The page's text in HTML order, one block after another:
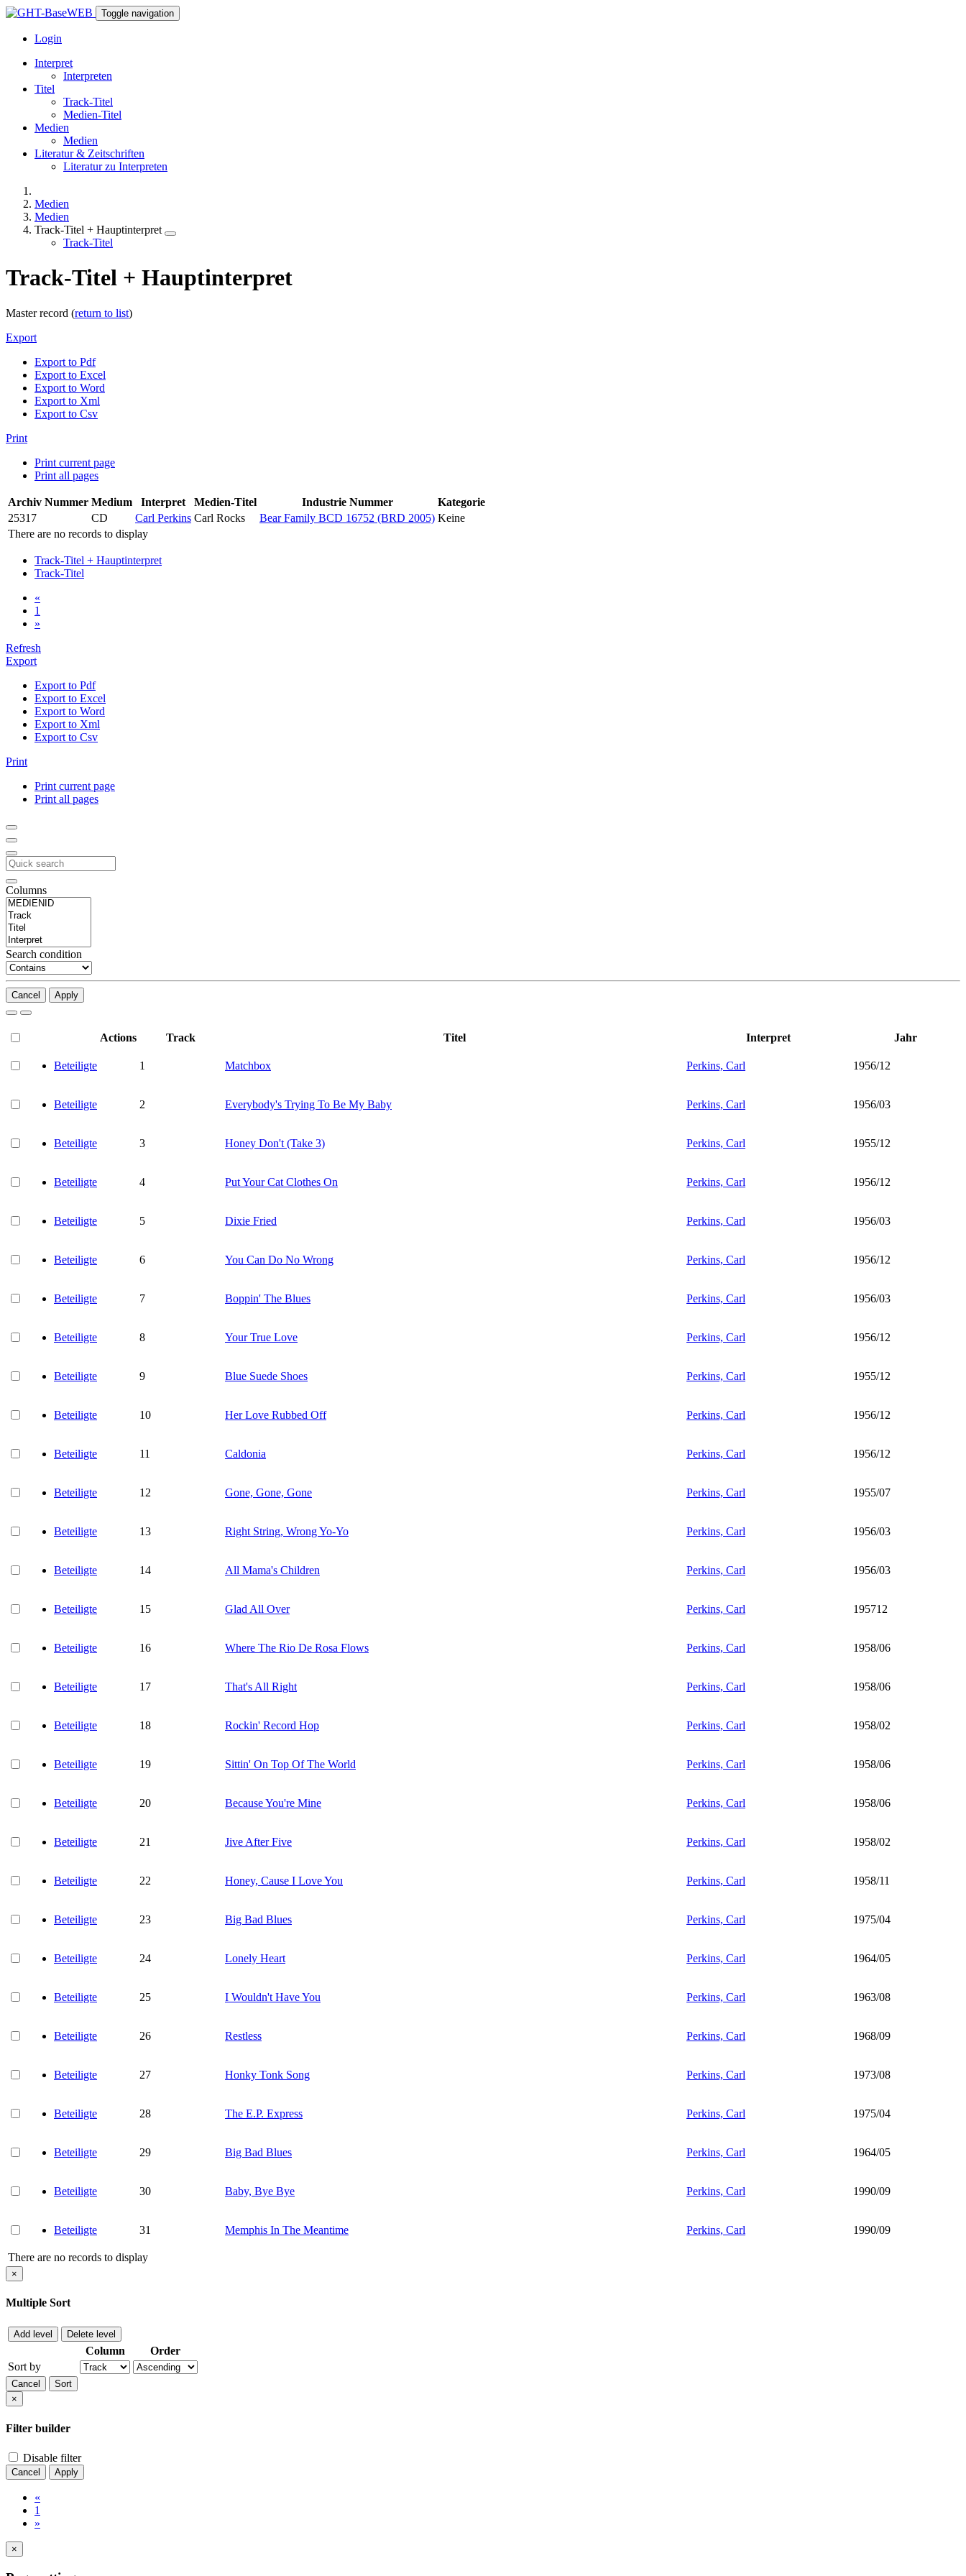
Toggle navigation
Login
Interpret
Interpreten
Titel
Track-Titel
Medien-Titel
Medien
Medien
Literatur & Zeitschriften
Literatur zu Interpreten
Medien
Medien
Track-Titel + Hauptinterpret
Track-Titel
Track-Titel + Hauptinterpret
Master record (return to list)
Export
Export to Pdf
Export to Excel
Export to Word
Export to Xml
Export to Csv
Print
Print current page
Print all pages
Archiv Nummer Medium Interpret Medien-Titel Industrie Nummer
Kategorie
25317
CD Carl Perkins Carl Rocks Bear Family BCD 16752 (BRD 2005) Keine
There are no records to display
Track-Titel + Hauptinterpret
Track-Titel
«
1
»
Refresh
Export
Export to Pdf
Export to Excel
Export to Word
Export to Xml
Export to Csv
Print
Print current page
Print all pages
Columns
Search condition
Cancel Apply
Actions Track Titel Interpret Jahr
Beteiligte 1 Matchbox Perkins, Carl 1956/12
Beteiligte 2 Everybody's Trying To Be My Baby Perkins, Carl 1956/03
Beteiligte 3 Honey Don't (Take 3) Perkins, Carl 1955/12
Beteiligte 4 Put Your Cat Clothes On Perkins, Carl 1956/12
Beteiligte 5 Dixie Fried Perkins, Carl 1956/03
Beteiligte 6 You Can Do No Wrong Perkins, Carl 1956/12
Beteiligte 7 Boppin' The Blues Perkins, Carl 1956/03
Beteiligte 8 Your True Love Perkins, Carl 1956/12
Beteiligte 9 Blue Suede Shoes Perkins, Carl 1955/12
Beteiligte 10 Her Love Rubbed Off Perkins, Carl 1956/12
Beteiligte 11 Caldonia Perkins, Carl 1956/12
Beteiligte 12 Gone, Gone, Gone Perkins, Carl 1955/07
Beteiligte 13 Right String, Wrong Yo-Yo Perkins, Carl 1956/03
Beteiligte 14 All Mama's Children Perkins, Carl 1956/03
Beteiligte 15 Glad All Over Perkins, Carl 195712
Beteiligte 16 Where The Rio De Rosa Flows Perkins, Carl 1958/06
Beteiligte 17 That's All Right Perkins, Carl 1958/06
Beteiligte 18 Rockin' Record Hop Perkins, Carl 1958/02
Beteiligte 19 Sittin' On Top Of The World Perkins, Carl 1958/06
Beteiligte 20 Because You're Mine Perkins, Carl 1958/06
Beteiligte 21 Jive After Five Perkins, Carl 1958/02
Beteiligte 22 Honey, Cause I Love You Perkins, Carl 1958/11
Beteiligte 23 Big Bad Blues Perkins, Carl 1975/04
Beteiligte 24 Lonely Heart Perkins, Carl 1964/05
Beteiligte 25 I Wouldn't Have You Perkins, Carl 1963/08
Beteiligte 26 Restless Perkins, Carl 1968/09
Beteiligte 27 Honky Tonk Song Perkins, Carl 1973/08
Beteiligte 28 The E.P. Express Perkins, Carl 1975/04
Beteiligte 29 Big Bad Blues Perkins, Carl 1964/05
Beteiligte 30 Baby, Bye Bye Perkins, Carl 1990/09
Beteiligte 31 Memphis In The Meantime Perkins, Carl 1990/09
There are no records to display
×
Multiple Sort
Add level Delete level
Column
Order
Sort by
Cancel
Sort
×
Filter builder
Disable filter
Cancel Apply
«
1
»
×